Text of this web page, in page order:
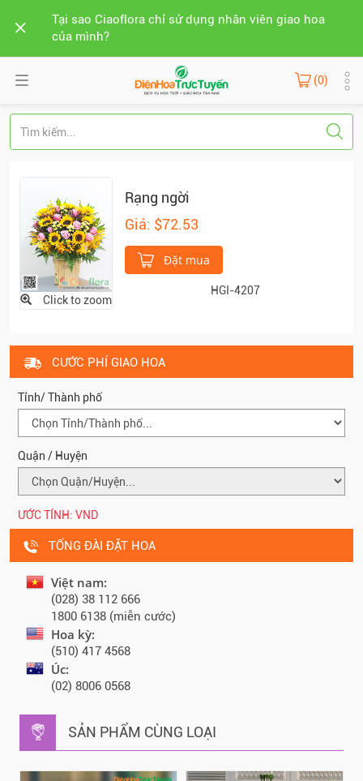
Tại sao Ciaoflora chỉ sử dụng nhân viên giao hoa
của mình?
(0)
Click to zoom
Rạng ngời
Giá: $72.53
Đặt mua
HGI-4207
CƯỚC PHÍ GIAO HOA
Tỉnh/ Thành phố
Quận / Huyện
ƯỚC TÍNH: VND
TỔNG ĐÀI ĐẶT HOA
Việt nam:
(028) 38 112 666
1800 6138 (miễn cước)
Hoa kỳ:
(510) 417 4568
Úc:
(02) 8006 0568
SẢN PHẨM CÙNG LOẠI